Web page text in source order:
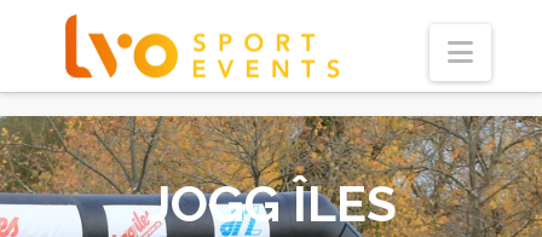
JOGG ÎLES